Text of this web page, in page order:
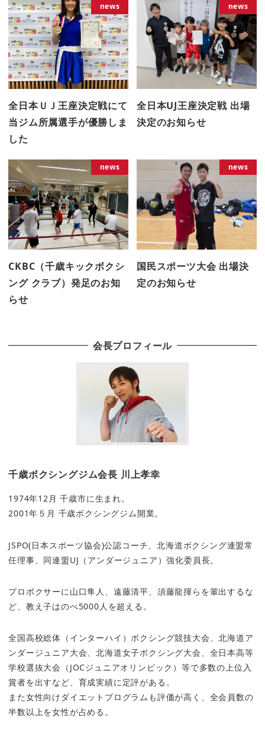
news
全日本ＵＪ王座決定戦にて
当ジム所属選手が優勝しま
した
news
全日本UJ王座決定戦 出場
決定のお知らせ
news
CKBC（千歳キックボクシ
ング クラブ）発足のお知
らせ
news
国民スポーツ大会 出場決
定のお知らせ
会長プロフィール
千歳ボクシングジム会長 川上孝幸
1974年12月 千歳市に生まれ。
2001年５月 千歳ボクシングジム開業。
JSPO(日本スポーツ協会)公認コーチ、北海道ボクシング連盟常
任理事、同連盟UJ（アンダージュニア）強化委員長。
プロボクサーに山口隼人、遠藤清平、須藤龍揮らを輩出するな
ど、教え子はのべ5000人を超える。
全国高校総体（インターハイ）ボクシング競技大会、北海道ア
ンダージュニア大会、北海道女子ボクシング大会、全日本高等
学校選抜大会（JOCジュニアオリンピック）等で多数の上位入
賞者を出すなど、育成実績に定評がある。
また女性向けダイエットプログラムも評価が高く、全会員数の
半数以上を女性が占める。